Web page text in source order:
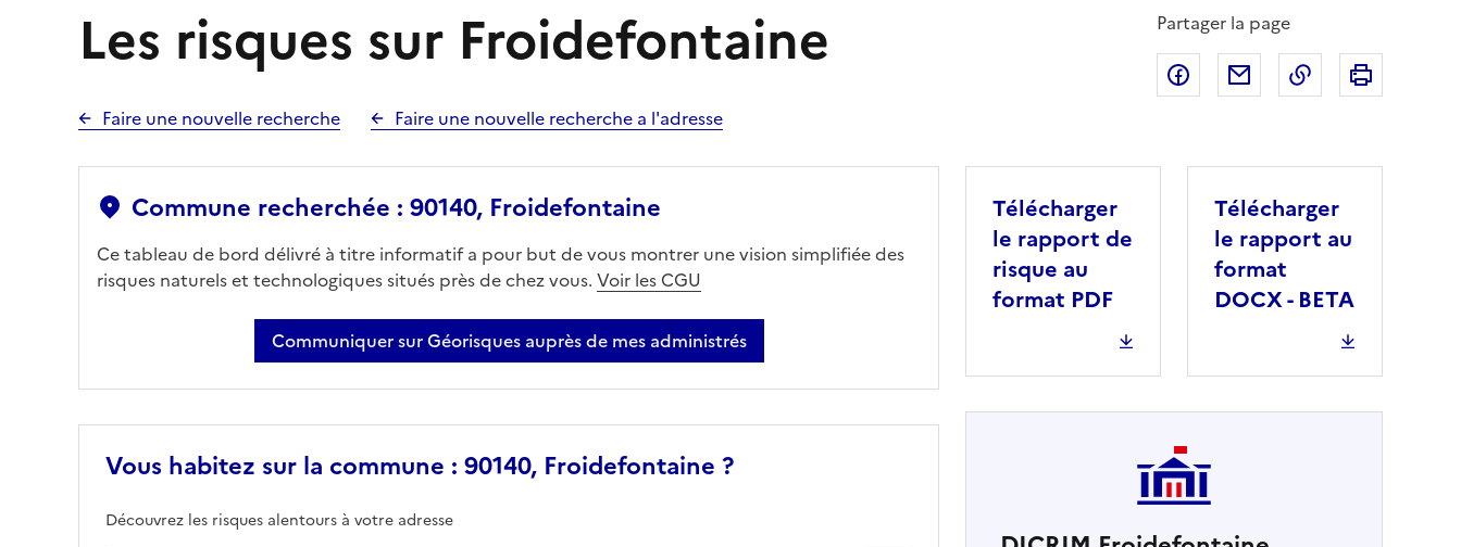
Les risques sur Froidefontaine
Faire une nouvelle recherche Faire une nouvelle recherche a l'adresse
Partager la page
Partager sur Facebook
Partager par email
Copier dans le
Commune recherchée : 90140, Froidefontaine
Ce tableau de bord délivré à titre informatif a pour but de vous montrer une vision simplifiée des
risques naturels et technologiques situés près de chez vous. Voir les CGU
Communiquer sur Géorisques auprès de mes administrés
Vous habitez sur la commune : 90140, Froidefontaine ?
Découvrez les risques alentours à votre adresse
Télécharger
le rapport de
risque au
format PDF
Télécharger
le rapport au
format
DOCX - BETA